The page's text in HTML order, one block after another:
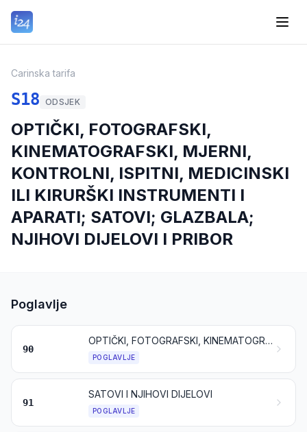
Carinska tarifa
S18 ODSJEK
OPTIČKI, FOTOGRAFSKI,
KINEMATOGRAFSKI, MJERNI,
KONTROLNI, ISPITNI, MEDICINSKI
ILI KIRURŠKI INSTRUMENTI I
APARATI; SATOVI; GLAZBALA;
NJIHOVI DIJELOVI I PRIBOR
Poglavlje
90
OPTIČKI, FOTOGRAFSKI, KINEMATOGRAFSKI, MJERNI, KONTROLNI, ISPITNI, MEDICINSKI ILI KIRURŠKI INSTRUMENTI I APARATI; NJIHOVI DIJELOVI I PRIBOR
POGLAVLJE
91
SATOVI I NJIHOVI DIJELOVI
POGLAVLJE